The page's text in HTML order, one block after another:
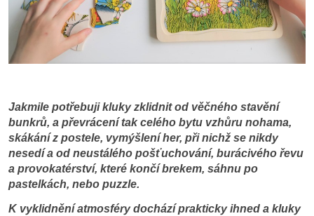
Jakmile potřebuji kluky zklidnit od věčného stavění
bunkrů, a převrácení tak celého bytu vzhůru nohama,
skákání z postele, vymýšlení her, při nichž se nikdy
nesedí a od neustálého pošťuchování, burácivého řevu
a provokatérství, které končí brekem, sáhnu po
pastelkách, nebo puzzle.
K vyklidnění atmosféry dochází prakticky ihned a kluky